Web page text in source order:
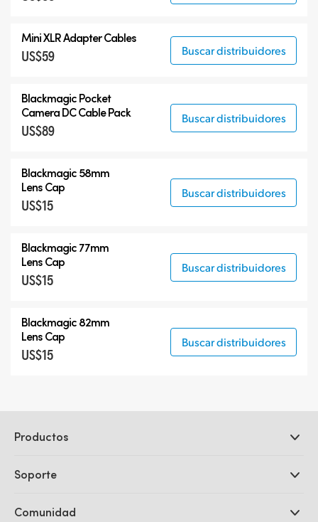
Mini XLR Adapter Cables
US$59 Buscar distribuidores
Blackmagic Pocket
CameraDC Cable Pack
US$89
Buscar distribuidores
Blackmagic 58mm
Lens Cap
US$15
Buscar distribuidores
Blackmagic 77mm
Lens Cap
US$15
Buscar distribuidores
Blackmagic 82mm
Lens Cap
US$15
Buscar distribuidores
Productos
DaVinci Resolve y Fusion
Ultimatte
Soporte
Centro de soporte técnico
Comunidad